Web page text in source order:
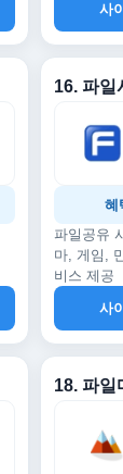
사
16. 파일
혜
파일공유
마, 게임,
비스 제공
사
18. 파일